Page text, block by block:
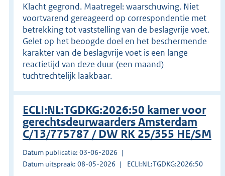
Klacht gegrond. Maatregel: waarschuwing. Niet
voortvarend gereageerd op correspondentie met
betrekking tot vaststelling van de beslagvrije voet.
Gelet op het beoogde doel en het beschermende
karakter van de beslagvrije voet is een lange
reactietijd van deze duur (een maand)
tuchtrechtelijk laakbaar.
ECLI:NL:TGDKG:2026:50 kamer voor
gerechtsdeurwaarders Amsterdam
C/13/775787 / DW RK 25/355 HE/SM
Datum publicatie: 03-06-2026
Datum uitspraak: 08-05-2026
ECLI:NL:TGDKG:2026:50